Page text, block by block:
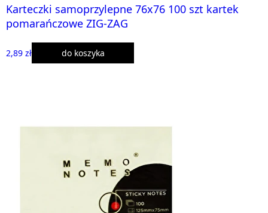
Karteczki samoprzylepne 76x76 100 szt kartek
pomarańczowe ZIG-ZAG
2,89 zł do koszyka